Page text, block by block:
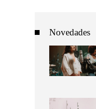
Novedades